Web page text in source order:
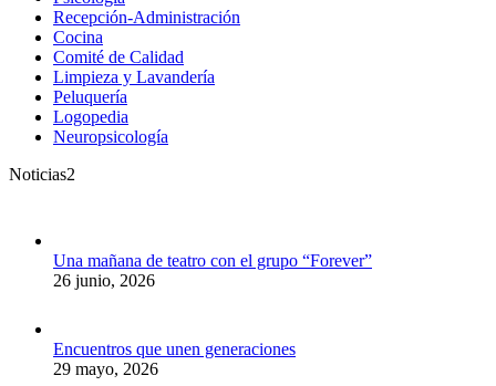
Recepción-Administración
Cocina
Comité de Calidad
Limpieza y Lavandería
Peluquería
Logopedia
Neuropsicología
Noticias2
Una mañana de teatro con el grupo “Forever”
26 junio, 2026
Encuentros que unen generaciones
29 mayo, 2026